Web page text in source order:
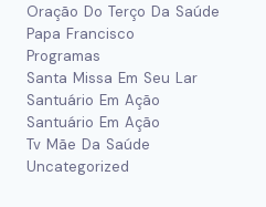
Oração Do Terço Da Saúde
Papa Francisco
Programas
Santa Missa Em Seu Lar
Santuário Em Ação
Santuário Em Ação
Tv Mãe Da Saúde
Uncategorized